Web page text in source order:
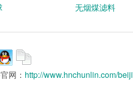
无烟煤滤料
网： http://www.hnchunlin.com/